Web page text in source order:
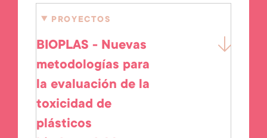
PROYECTOS
BIOPLAS - Nuevas
metodologías para
la evaluación de la
toxicidad de
plásticos